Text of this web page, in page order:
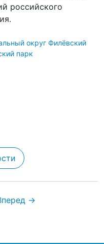
российского
округ Филёвский
парк
→